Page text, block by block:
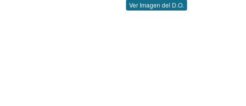
Ver Imagen del D.O.